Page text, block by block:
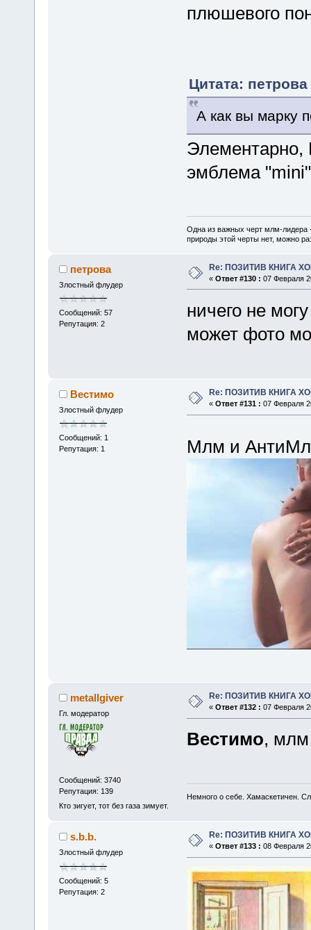
плюшевого
Цитата:
А как вы марку
Элементарно,
эмблема "mini"
Одна из важных черт млм-лидера
природы этой черты нет, можно
петрова
Злостный флудер
Сообщений: 57
Репутация: 2
Re: ПОЗИТИВ КНИГА
« Ответ #130 : 07 Февраля
ничего не
может фото
Вестимо
Злостный флудер
Сообщений: 1
Репутация: 1
Re: ПОЗИТИВ КНИГА
« Ответ #131 : 07 Февраля
Млм и
metallgiver
Гл. модератор
Сообщений: 3740
Репутация: 139
Кто зигует, тот без газа зимует.
Re: ПОЗИТИВ КНИГА
« Ответ #132 : 07 Февраля
Вестимо,
Немного о себе. Хамаскетичен.
s.b.b.
Злостный флудер
Сообщений: 5
Репутация: 2
Re: ПОЗИТИВ КНИГА
« Ответ #133 : 08 Февраля